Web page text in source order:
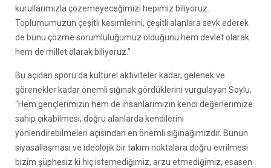
kurullarımızla çözemeyeceğimizi hepimiz biliyoruz.
Toplumumuzun çeşitli kesimlerini, çeşitli alanlara sevk ederek
de bunu çözme sorumluluğumuz olduğunu hem devlet olarak
hem de millet olarak biliyoruz.”
Bu açıdan sporu da kültürel aktiviteler kadar, gelenek ve
görenekler kadar önemli sığınak gördüklerini vurgulayan Soylu,
“Hem gençlerimizin hem de insanlarımızın kendi değerlerimize
sahip çıkabilmesi, doğru alanlarda kendilerini
yönlendirebilmeleri açısından en önemli sığınağımızdır. Bunun
siyasallaşması ve ideolojik bir takım noktalara doğru evrilmesi
bizim şüphesiz ki hiç istemediğimiz, arzu etmediğimiz, esasen